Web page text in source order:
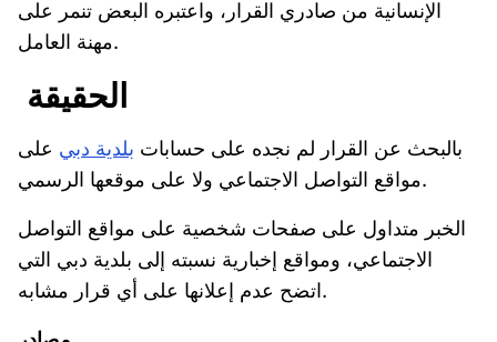
الإنسانية من صادري القرار، واعتبره البعض تنمر على
مهنة العامل.
الحقيقة
بالبحث عن القرار لم نجده على حسابات بلدية دبي على
مواقع التواصل الاجتماعي ولا على موقعها الرسمي.
الخبر متداول على صفحات شخصية على مواقع التواصل
الاجتماعي، ومواقع إخبارية نسبته إلى بلدية دبي التي
اتضح عدم إعلانها على أي قرار مشابه.